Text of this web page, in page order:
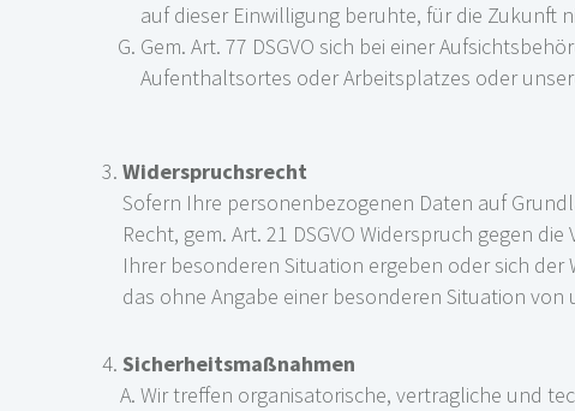
auf dieser Einwilligung beruhte, für die Zukunft
Gem. Art. 77 DSGVO sich bei einer
Aufenthaltsortes oder Arbeitsplatzes oder
Widerspruchsrecht
Sofern Ihre personenbezogenen Daten auf
Recht, gem. Art. 21 DSGVO Widerspruch gegen
Ihrer besonderen Situation ergeben oder sich
das ohne Angabe einer besonderen Situation von
Sicherheitsmaßnahmen
Wir treffen organisatorische, vertragliche und